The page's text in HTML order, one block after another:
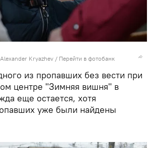
Kryazhev / Перейти в фотобанк
из пропавших без вести при
центре "Зимняя вишня" в
еще остается, хотя
уже были найдены